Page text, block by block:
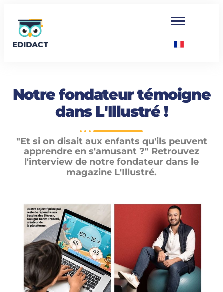
Notre fondateur témoigne
dans L'Illustré !
"Et si on disait aux enfants qu'ils peuvent
apprendre en s'amusant ?" Retrouvez
l'interview de notre fondateur dans le
magazine L'Illustré.